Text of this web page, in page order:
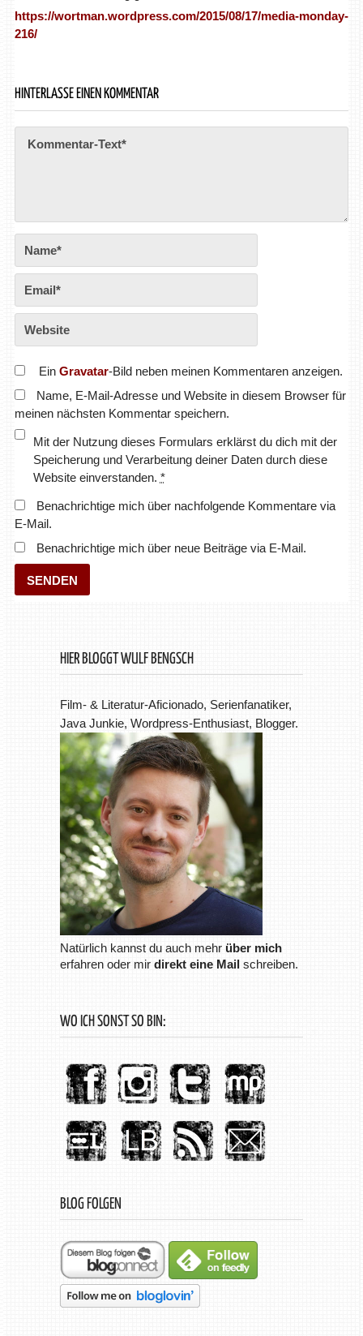
https://wortman.wordpress.com/2015/08/17/media-monday-
216/
HINTERLASSE EINEN KOMMENTAR
Ein Gravatar-Bild neben meinen Kommentaren anzeigen.
Name, E-Mail-Adresse und Website in diesem Browser für
meinen nächsten Kommentar speichern.
Mit der Nutzung dieses Formulars erklärst du dich mit der
Speicherung und Verarbeitung deiner Daten durch diese
Website einverstanden. *
Benachrichtige mich über nachfolgende Kommentare via
E-Mail.
Benachrichtige mich über neue Beiträge via E-Mail.
HIER BLOGGT WULF BENGSCH
Film- & Literatur-Aficionado, Serienfanatiker,
Java Junkie, Wordpress-Enthusiast, Blogger.
Natürlich kannst du auch mehr über mich
erfahren oder mir direkt eine Mailschreiben.
WO ICH SONST SO BIN:
BLOG FOLGEN